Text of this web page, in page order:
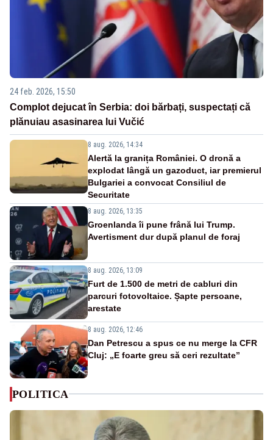
24 feb. 2026, 15:50
Complot dejucat în Serbia: doi bărbați, suspectați că
plănuiau asasinarea lui Vučić
8 aug. 2026, 14:34
Alertă la granița României. O dronă a
explodat lângă un gazoduct, iar premierul
Bulgariei a convocat Consiliul de
Securitate
8 aug. 2026, 13:35
Groenlanda îi pune frână lui Trump.
Avertisment dur după planul de foraj
8 aug. 2026, 13:09
Furt de 1.500 de metri de cabluri din
parcuri fotovoltaice. Șapte persoane,
arestate
8 aug. 2026, 12:46
Dan Petrescu a spus ce nu merge la CFR
Cluj: „E foarte greu să ceri rezultate”
POLITICA